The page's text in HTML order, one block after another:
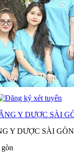
Y DƯỢC SÀI GÒN